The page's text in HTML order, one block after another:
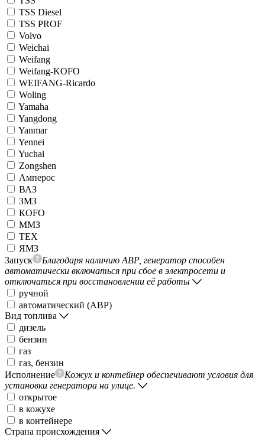
TSS Diesel
TSS PROF
Volvo
Weichai
Weifang
Weifang-KOFO
WEIFANG-Ricardo
Woling
Yamaha
Yangdong
Yanmar
Yennei
Yuchai
Zongshen
Амперос
ВАЗ
ЗМЗ
КОFO
ММЗ
ТЕХ
ЯМЗ
Запуск
Благодаря наличию АВР, генератор способен
автоматически включаться при сбое в электросети и
отключаться при восстановлении её работы
ручной
автоматический (АВР)
Вид топлива
дизель
бензин
газ
газ, бензин
Исполнение
Кожух и контейнер обеспечивают условия для
установки генератора на улице.
открытое
в кожухе
в контейнере
Страна происхождения